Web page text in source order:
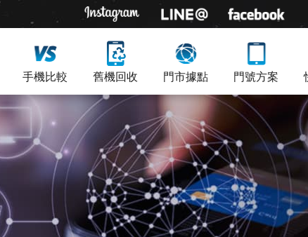
手機比較 舊機回收 門市據點 門號方案